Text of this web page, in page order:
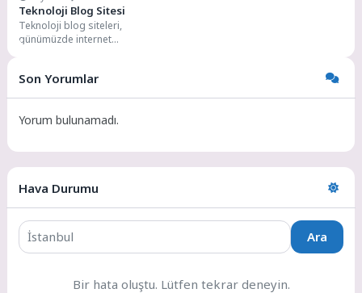
Teknoloji Blog Sitesi
Teknoloji blog siteleri,
günümüzde internet
platformlardan biridir. Bu...
Son Yorumlar
Yorum bulunamadı.
Hava Durumu
Ara
Bir hata oluştu. Lütfen tekrar deneyin.